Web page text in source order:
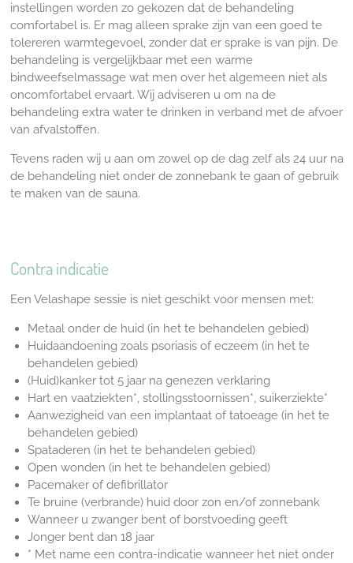
instellingen worden zo gekozen dat de behandeling
comfortabel is. Er mag alleen sprake zijn van een goed te
tolereren warmtegevoel, zonder dat er sprake is van pijn. De
behandeling is vergelijkbaar met een warme
bindweefselmassage wat men over het algemeen niet als
oncomfortabel ervaart. Wij adviseren u om na de
behandeling extra water te drinken in verband met de afvoer
van afvalstoffen.
Tevens raden wij u aan om zowel op de dag zelf als 24 uur na
de behandeling niet onder de zonnebank te gaan of gebruik
te maken van de sauna.
Contra indicatie
Een Velashape sessie is niet geschikt voor mensen met:
Metaal onder de huid (in het te behandelen gebied)
Huidaandoening zoals psoriasis of eczeem (in het te
behandelen gebied)
(Huid)kanker tot 5 jaar na genezen verklaring
Hart en vaatziekten*, stollingsstoornissen*, suikerziekte*
Aanwezigheid van een implantaat of tatoeage (in het te
behandelen gebied)
Spataderen (in het te behandelen gebied)
Open wonden (in het te behandelen gebied)
Pacemaker of defibrillator
Te bruine (verbrande) huid door zon en/of zonnebank
Wanneer u zwanger bent of borstvoeding geeft
Jonger bent dan 18 jaar
* Met name een contra-indicatie wanneer het niet onder